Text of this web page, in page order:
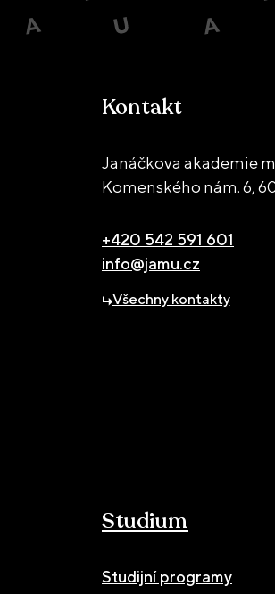
Kontakt
Janáčkova akademie
Komenského nám. 6,
+420 542 591 601
info@jamu.cz
Všechny kontakty
Studium
Studijní programy